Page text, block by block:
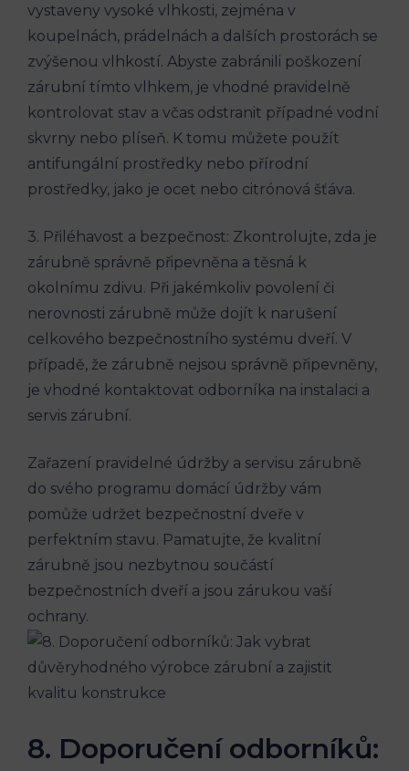
vystaveny vysoké vlhkosti, zejména v
koupelnách, prádelnách a dalších prostorách se
zvýšenou vlhkostí. Abyste zabránili poškození
zárubní tímto vlhkem, je vhodné pravidelně
kontrolovat stav a včas odstranit případné vodní
skvrny nebo plíseň. K tomu můžete použít
antifungální prostředky nebo přírodní
prostředky, jako je ocet nebo citrónová šťáva.
3. Přiléhavost a bezpečnost: Zkontrolujte, zda je
zárubně správně připevněna a těsná k
okolnímu zdivu. Při jakémkoliv povolení či
nerovnosti zárubně může dojít k narušení
celkového bezpečnostního systému dveří. V
případě, že zárubně nejsou správně připevněny,
je vhodné kontaktovat odborníka na instalaci a
servis zárubní.
Zařazení pravidelné údržby a servisu zárubně
do svého programu domácí údržby vám
pomůže udržet bezpečnostní dveře v
perfektním stavu. Pamatujte, že kvalitní
zárubně jsou nezbytnou součástí
bezpečnostních dveří a jsou zárukou vaší
ochrany.
8. Doporučení odborníků: